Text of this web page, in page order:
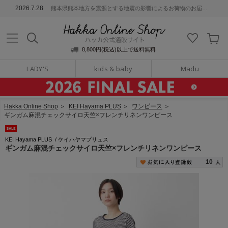
2026.7.28 熊本県熊本地方を震源とする地震の影響によるお荷物のお届けについて
8,800円(税込)以上で送料無料
LADY'S kids & baby Madu
通販サイト
Hakka Online Shop ＞ KEI Hayama PLUS ＞ ワンピース ＞
ギンガム麻混チェックサイロ天竺×フレンチリネンワンピース
KEI Hayama PLUS / ケイハヤマプリュス
ギンガム麻混チェックサイロ天竺×フレンチリネンワンピース
10